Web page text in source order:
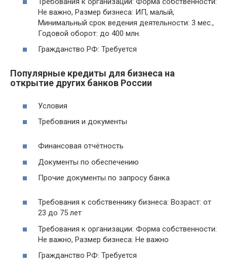
Не важно, Размер бизнеса: ИП, малый,
Минимальный срок ведения деятельности: 3 мес.,
Годовой оборот: до 400 млн.
Гражданство РФ: Требуется
Популярные кредиты для бизнеса на
открытие других банков России
Условия
Требования и документы
Финансовая отчётность
Документы по обеспечению
Прочие документы по запросу банка
Требования к собственнику бизнеса: Возраст: от
23 до 75 лет
Требования к организации: Форма собственности:
Не важно, Размер бизнеса: Не важно
Гражданство РФ: Требуется